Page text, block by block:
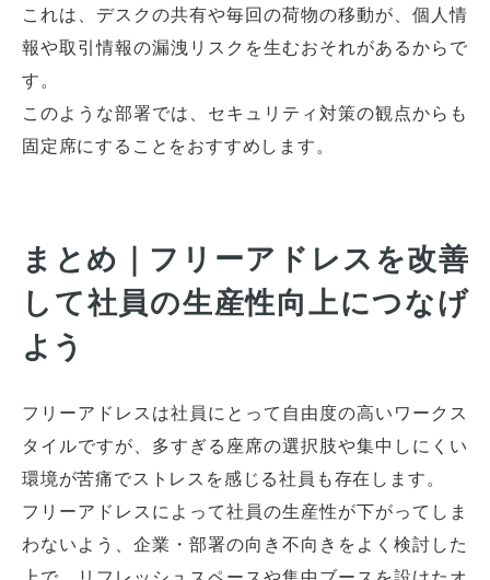
これは、デスクの共有や毎回の荷物の移動が、個人情
報や取引情報の漏洩リスクを生むおそれがあるからで
す。
このような部署では、セキュリティ対策の観点からも
固定席にすることをおすすめします。
まとめ｜フリーアドレスを改善
して社員の生産性向上につなげ
よう
フリーアドレスは社員にとって自由度の高いワークス
タイルですが、多すぎる座席の選択肢や集中しにくい
環境が苦痛でストレスを感じる社員も存在します。
フリーアドレスによって社員の生産性が下がってしま
わないよう、企業・部署の向き不向きをよく検討した
オフィスレイアウト、移転・納期
予算の相談、見積依頼など
お気軽にご相談ください！
お問合せ・見積依頼をする